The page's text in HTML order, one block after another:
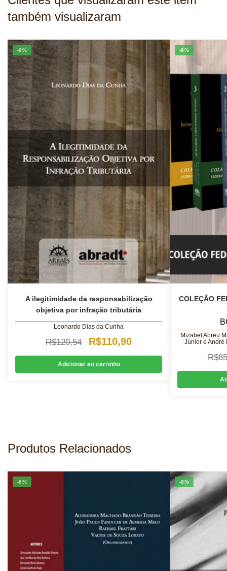
também visualizaram
-8%
A ilegitimidade da responsabilização
objetiva por infração tributária
Leonardo Dias da Cunha
R$120,54
O
preço
original
R$110,90O
preço
atual
Adicionar ao carrinho
-8%
COLEÇÃO
Mizabel Abreu
Júnior e André
R$
Produtos Relacionados
-8% -8%